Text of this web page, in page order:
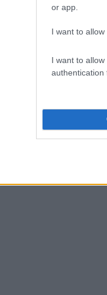
or app.
I want to
I want to
authentication
Kormányzati